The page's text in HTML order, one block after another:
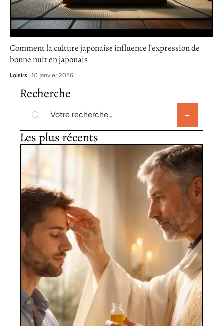
Comment la culture japonaise influence l’expression de
bonne nuit en japonais
Loisirs 10 janvier 2026
Recherche
Les plus récents